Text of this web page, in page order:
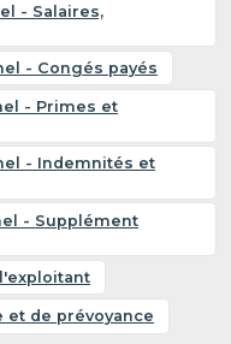
- Salaires,
- Congés payés
- Primes et
- Indemnités et
- Supplément
et de prévoyance